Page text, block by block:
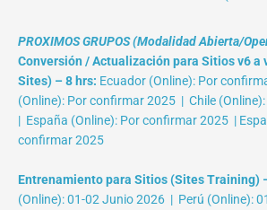
PROXIMOS GRUPOS (Modalidad Abierta/
Conversión / Actualización para Sitios v6 a
Sites) – 8 hrs: Ecuador (Online): Por
(Online): Por confirmar 2025 | Chile
| España (Online): Por confirmar 2025 |
confirmar 2025
Entrenamiento para Sitios (Sites Training)
(Online): 01-02 Junio 2026 | Perú (Online):